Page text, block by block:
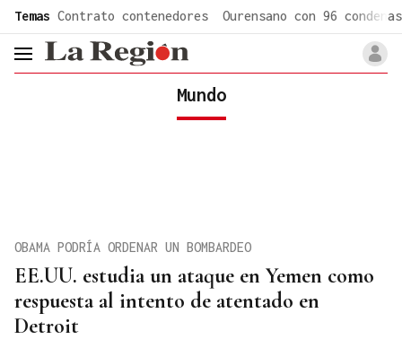
Temas Contrato contenedores Ourensano con 96 condenas
header.menu.open
Mundo
EE.UU. estudia un ataque en Yemen como
respuesta al intento de atentado en
Detroit
OBAMA PODRÍA ORDENAR UN BOMBARDEO